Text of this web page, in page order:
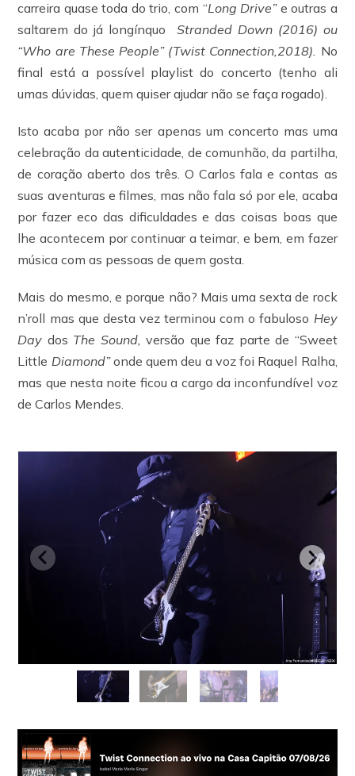
carreira quase toda do trio, com “Long Drive”e outras a
saltarem do já longínquo Stranded Down (2016) ou
“Who are These People” (Twist Connection,2018). No
final está a possível playlist do concerto (tenho ali
umas dúvidas, quem quiser ajudar não se faça rogado).
Isto acaba por não ser apenas um concerto mas uma
celebração da autenticidade, de comunhão, da partilha,
de coração aberto dos três. O Carlos fala e contas as
suas aventuras e filmes, mas não fala só por ele, acaba
por fazer eco das dificuldades e das coisas boas que
lhe acontecem por continuar a teimar, e bem, em fazer
música com as pessoas de quem gosta.
Mais do mesmo, e porque não? Mais uma sexta de rock
n’roll mas que desta vez terminou com o fabuloso Hey
Day dos The Sound,versão que faz parte de “Sweet
Little Diamond”onde quem deu a voz foi Raquel Ralha,
mas que nesta noite ficou a cargo da inconfundível voz
de Carlos Mendes.